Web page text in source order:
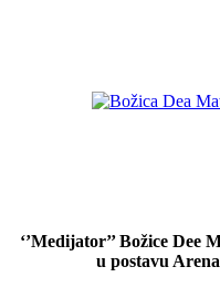
‘’Medijator’’ Božice Dee
u postavu